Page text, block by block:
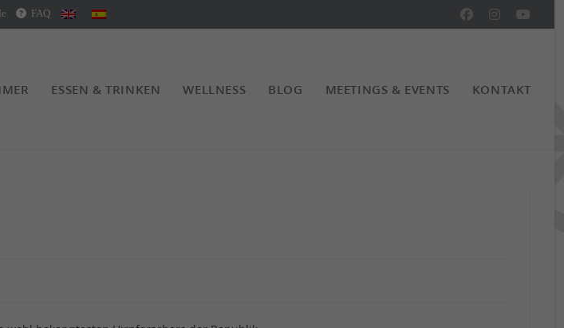
FAQ
ESSEN & TRINKEN WELLNESS BLOG MEETINGS & EVENTS KONTAKT